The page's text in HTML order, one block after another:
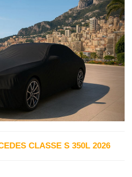
CLASSE S 350L 2026